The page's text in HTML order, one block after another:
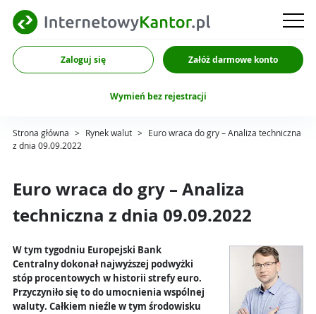
Zaloguj się Załóż darmowe konto
Wymień bez rejestracji
Strona główna > Rynek walut > Euro wraca do gry – Analiza techniczna
z dnia 09.09.2022
Euro wraca do gry – Analiza
techniczna z dnia 09.09.2022
W tym tygodniu Europejski Bank
Centralny dokonał najwyższej podwyżki
stóp procentowych w historii strefy euro.
Przyczyniło się to do umocnienia wspólnej
waluty. Całkiem nieźle w tym środowisku